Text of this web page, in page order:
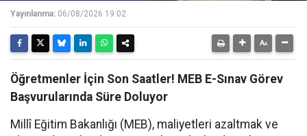
Yayınlanma: 06/08/2026 19:02
Öğretmenler İçin Son Saatler! MEB E-Sınav Görev
Başvurularında Süre Doluyor
Millî Eğitim Bakanlığı (MEB), maliyetleri azaltmak ve